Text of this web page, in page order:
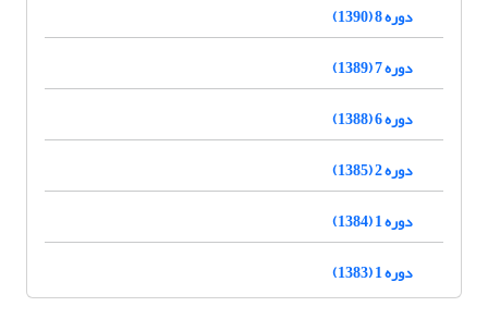
دوره 8 (1390)
دوره 7 (1389)
دوره 6 (1388)
دوره 2 (1385)
دوره 1 (1384)
دوره 1 (1383)